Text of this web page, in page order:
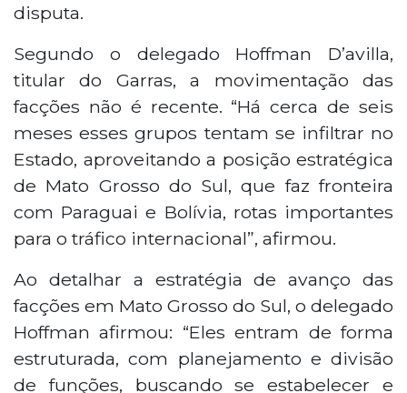
disputa.
Segundo o delegado Hoffman D’avilla,
titular do Garras, a movimentação das
facções não é recente. “Há cerca de seis
meses esses grupos tentam se infiltrar no
Estado, aproveitando a posição estratégica
de Mato Grosso do Sul, que faz fronteira
com Paraguai e Bolívia, rotas importantes
para o tráfico internacional”, afirmou.
Ao detalhar a estratégia de avanço das
facções em Mato Grosso do Sul, o delegado
Hoffman afirmou: “Eles entram de forma
estruturada, com planejamento e divisão
de funções, buscando se estabelecer e